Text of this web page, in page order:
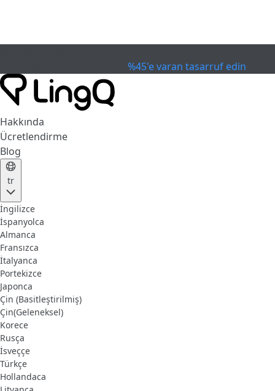
%45'e varan tasarruf edin
Hakkında
Ücretlendirme
Blog
tr
İngilizce
İspanyolca
Almanca
Fransızca
İtalyanca
Portekizce
Japonca
Çin (Basitleştirilmiş)
Çin(Geleneksel)
Korece
Rusça
İsveççe
Türkçe
Hollandaca